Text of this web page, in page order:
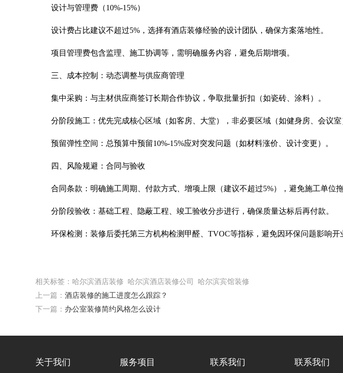
设计与管理费（10%-15%）
设计费占比建议不超过5%，选择有酒店装修经验的设计团队，确保方案落地性。
项目管理费包含监理、施工协调等，需明确服务内容，避免后期增项。
三、成本控制：动态调整与供应商管理
集中采购：与主材供应商签订长期合作协议，争取批量折扣（如瓷砖、涂料）。
分阶段施工：优先完成核心区域（如客房、大堂），非必要区域（如健身房、会议室
预留弹性空间：总预算中预留10%-15%应对突发问题（如材料涨价、设计变更）。
四、风险规避：合同与验收
合同条款：明确施工周期、付款方式、增项上限（建议不超过5%），避免施工单位拖
分阶段验收：基础工程、隐蔽工程、竣工验收分步进行，确保质量达标后再付款。
环保检测：装修后委托第三方机构检测甲醛、TVOC等指标，避免因环保问题影响开
相关标签：哈尔滨酒店装修 哈尔滨酒店装修公司 哈尔滨宾馆装修
上一篇： 酒店装修的施工进度怎么跟踪？
下一篇： 办公室装修简约风格怎么设计
关于我们 服务项目 联系我们 联系我们